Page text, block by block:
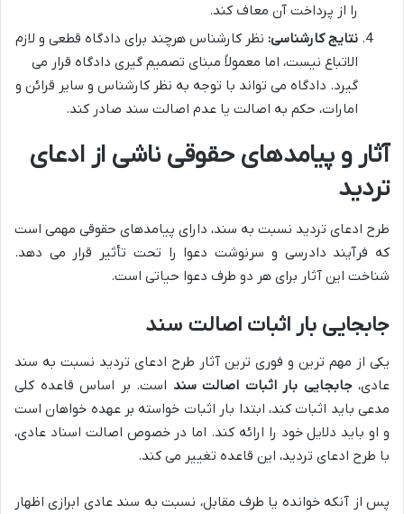
را از پرداخت آن معاف کند.
نتایج کارشناسی: نظر کارشناس هرچند برای دادگاه قطعی و لازم
الاتباع نیست، اما معمولاً مبنای تصمیم گیری دادگاه قرار می
گیرد. دادگاه می تواند با توجه به نظر کارشناس و سایر قرائن و
امارات، حکم به اصالت یا عدم اصالت سند صادر کند.
آثار و پیامدهای حقوقی ناشی از ادعای
تردید
طرح ادعای تردید نسبت به سند، دارای پیامدهای حقوقی مهمی است
که فرآیند دادرسی و سرنوشت دعوا را تحت تأثیر قرار می دهد.
شناخت این آثار برای هر دو طرف دعوا حیاتی است.
جابجایی بار اثبات اصالت سند
یکی از مهم ترین و فوری ترین آثار طرح ادعای تردید نسبت به سند
عادی،جابجایی بار اثبات اصالت سند است. بر اساس قاعده کلی
مدعی باید اثبات کند، ابتدا بار اثبات خواسته بر عهده خواهان است
و او باید دلایل خود را ارائه کند. اما در خصوص اصالت اسناد عادی،
با طرح ادعای تردید، این قاعده تغییر می کند.
پس از آنکه خوانده یا طرف مقابل، نسبت به سند عادی ابرازی اظهار